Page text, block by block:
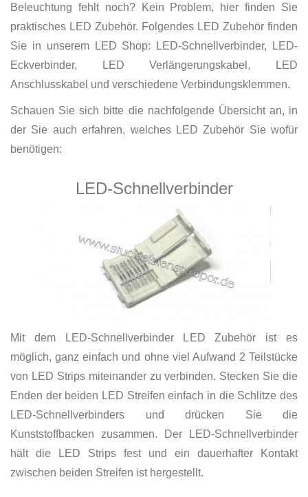
Beleuchtung fehlt noch? Kein Problem, hier finden Sie
praktisches LED Zubehör. Folgendes LED Zubehör finden
Sie in unserem LED Shop: LED-Schnellverbinder, LED-
Eckverbinder, LED Verlängerungskabel, LED
Anschlusskabel und verschiedene Verbindungsklemmen.
Schauen Sie sich bitte die nachfolgende Übersicht an, in
der Sie auch erfahren, welches LED Zubehör Sie wofür
benötigen:
LED-Schnellverbinder
Mit dem LED-Schnellverbinder LED Zubehör ist es
möglich, ganz einfach und ohne viel Aufwand 2 Teilstücke
von LED Strips miteinander zu verbinden. Stecken Sie die
Enden der beiden LED Streifen einfach in die Schlitze des
LED-Schnellverbinders und drücken Sie die
Kunststoffbacken zusammen. Der LED-Schnellverbinder
hält die LED Strips fest und ein dauerhafter Kontakt
zwischen beiden Streifen ist hergestellt.